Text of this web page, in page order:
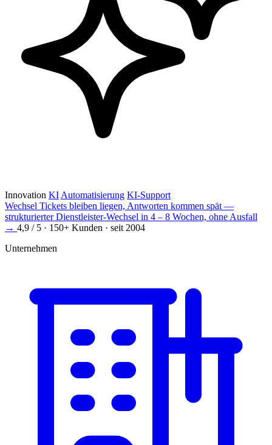
Innovation KI Automatisierung KI-Support
Wechsel Tickets bleiben liegen, Antworten kommen spät —
strukturierter Dienstleister-Wechsel in 4 – 8 Wochen, ohne Ausfall
→ 4,9 / 5 · 150+ Kunden · seit 2004
Unternehmen